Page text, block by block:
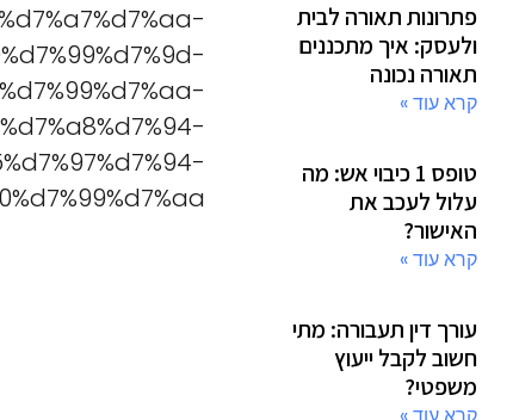
פתרונות תאורה לבית
ולעסק: איך מתכננים
תאורה נכונה
קרא עוד »
טופס 1 כיבוי אש: מה
עלול לעכב את
האישור?
קרא עוד »
עורך דין תעבורה: מתי
חשוב לקבל ייעוץ
משפטי?